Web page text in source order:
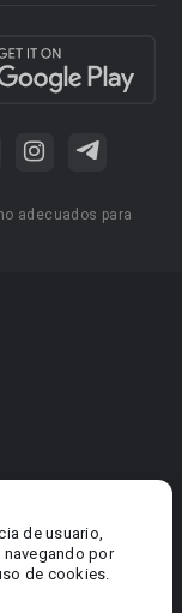
de usuario,
por
de cookies.
adecuados para